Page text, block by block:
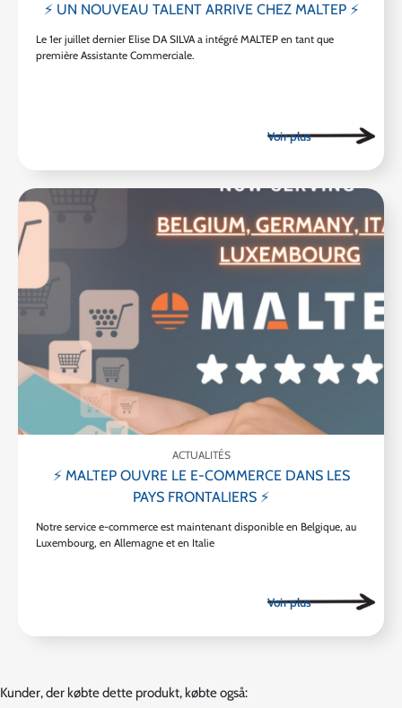
⚡ UN NOUVEAU TALENT ARRIVE CHEZ MALTEP ⚡
Le 1er juillet dernier Elise DA SILVA a intégré MALTEP en tant que
première Assistante Commerciale.
ACTUALITÉS
⚡ MALTEP OUVRE LE E-COMMERCE DANS LES
PAYS FRONTALIERS ⚡
Notre service e-commerce est maintenant disponible en Belgique, au
Luxembourg, en Allemagne et en Italie
Kunder, der købte dette produkt, købte også: